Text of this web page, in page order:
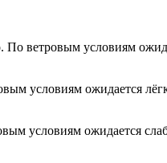
По ветровым условиям
условиям ожидается
условиям ожидается